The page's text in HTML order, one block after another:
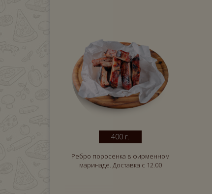
400 г.
Ребро поросенка в фирменном
маринаде. Доставка с 12.00